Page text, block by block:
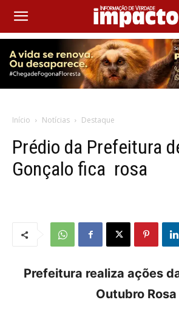
Início Notícias Destaque
Prédio da Prefeitura
Gonçalo fica rosa
Prefeitura realiza ações
Outubro Rosa